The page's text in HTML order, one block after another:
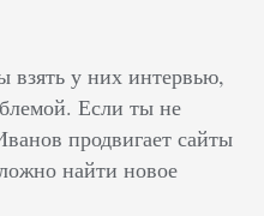
взять у них интервью,
Если ты не
продвигает сайты
найти новое